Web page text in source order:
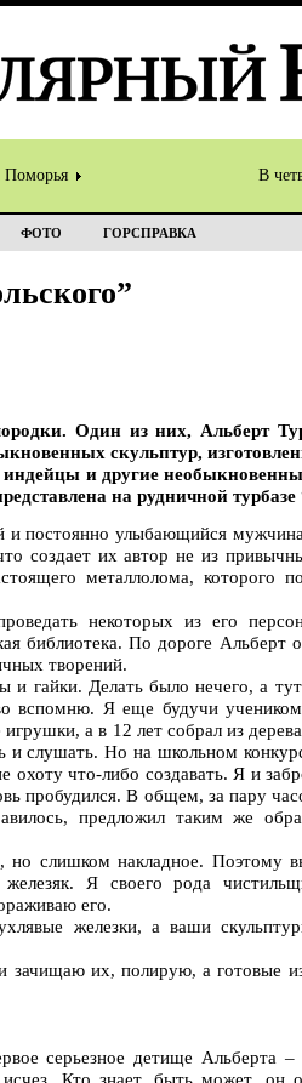
Поморья В
ФОТО ГОРСПРАВКА
Один из них, Альберт
скульптур,
и другие
на рудничной
и постоянно улыбающийся
создает их автор не из
металлолома, которого
некоторых из его
библиотека. По дороге Альберт
творений.
гайки. Делать было нечего, а тут
вспомню. Я еще будучи
а в 12 лет собрал из
слушать. Но на школьном
охоту что-либо создавать. Я и
пробудился. В общем, за пару
предложил таким же
но слишком накладное.
Я своего рода
его.
железки, а ваши
зачищаю их, полирую, а готовые
серьезное детище Альберта –
Кто знает, быть может, он